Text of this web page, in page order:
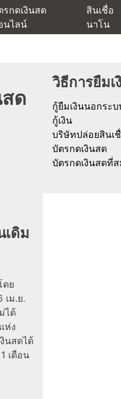
รกดเงินสด
นไลน์
สินเชื่อ
นาโน
ด
เดิม
ดย
เม.ย.
ได้
ห่ง
นสดได้
เดือน
วิธีการยืม
กู้ยืมเงินนอกระบ
กู้เงิน
บริษัทปล่อยสินเ
บัตรกดเงินสด
บัตรกดเงินสดที่